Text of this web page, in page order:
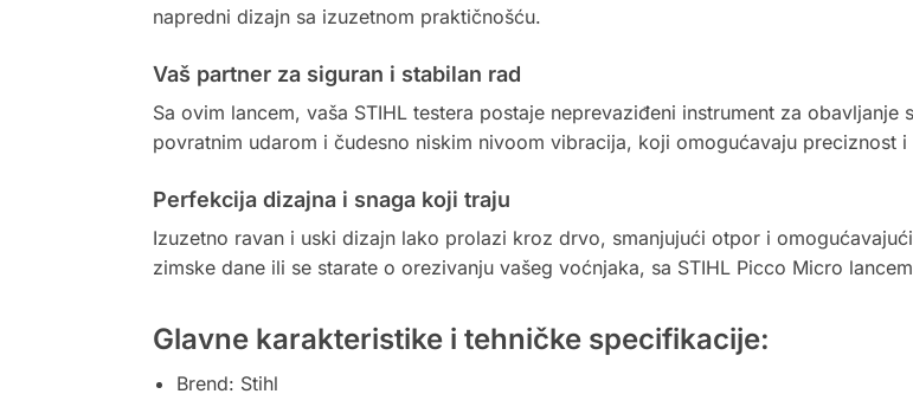
napredni dizajn sa izuzetnom praktičnošću.
Vaš partner za siguran i stabilan rad
Sa ovim lancem, vaša STIHL testera postaje neprevaziđeni instrument za
povratnim udarom i čudesno niskim nivoom vibracija, koji omogućavaju preciznost
Perfekcija dizajna i snaga koji traju
Izuzetno ravan i uski dizajn lako prolazi kroz drvo, smanjujući otpor i
zimske dane ili se starate o orezivanju vašeg voćnjaka, sa STIHL Picco Micro
Glavne karakteristike i tehničke specifikacije:
Brend: Stihl